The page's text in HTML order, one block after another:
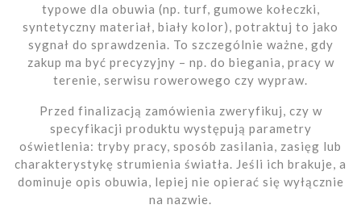
typowe dla obuwia (np. turf, gumowe kołeczki,
syntetyczny materiał, biały kolor), potraktuj to jako
sygnał do sprawdzenia. To szczególnie ważne, gdy
zakup ma być precyzyjny – np. do biegania, pracy w
terenie, serwisu rowerowego czy wypraw.
Przed finalizacją zamówienia zweryfikuj, czy w
specyfikacji produktu występują parametry
oświetlenia: tryby pracy, sposób zasilania, zasięg lub
charakterystykę strumienia światła. Jeśli ich brakuje, a
dominuje opis obuwia, lepiej nie opierać się wyłącznie
na nazwie.